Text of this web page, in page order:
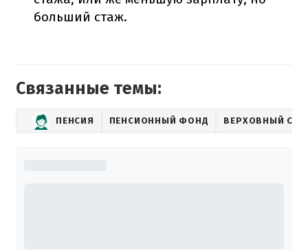
больший стаж.
Связанные темы:
ПЕНСИЯ ПЕНСИОННЫЙ ФОНД ВЕРХОВНЫЙ СУД